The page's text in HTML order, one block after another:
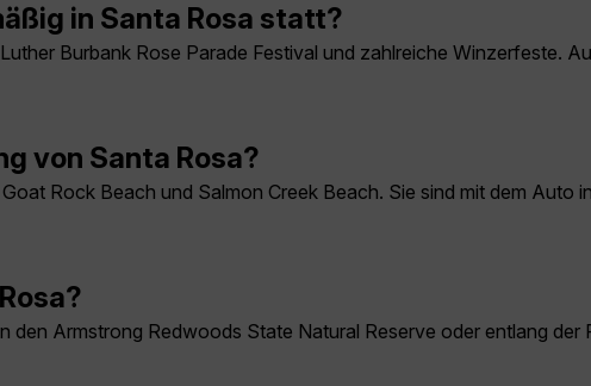
in Santa Rosa statt?
Burbank Rose Parade Festival und zahlreiche Winzerfeste.
von Santa Rosa?
Rock Beach und Salmon Creek Beach. Sie sind mit dem Auto
den Armstrong Redwoods State Natural Reserve oder entlang